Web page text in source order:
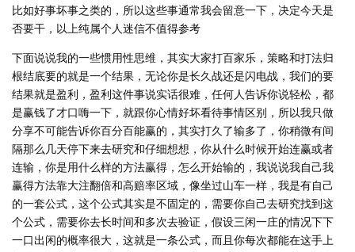
比如好事坏事之类的，所以这些事通常我会留意一下，决定今天是
否要干，以上纯属个人迷信不值得参考
下面说说我的一些惯用性思维，其实大家打百家乐，策略和打法归
根结底要的就是一个结果，无论你是长久战还是闪电战，我们的要
结果就是盈利，盈利这件事说实话很难，任何人告诉你说轻松，都
是赢钱了才口嗨一下，就跟你心情好坏看待事情区别，所以我只做
分享不可能告诉你百分百能赢的，其实打久了输多了，你稍微有间
隔那么几天停下来去研究和仔细想想，你从什么时候开始连赢或者
连输，你是用什么样的方法赢得，怎么开始输的，我说说我自己我
赢得方法靠大注翻倍和高赔率区域，像坐过山车一样，我是有自己
的一套公式，这个公式其实是不固定的，需要你自己去研究找到这
个公式，需要你去长时间和多次去验证，假设三闲一庄的情况下下
一口出闲的概率很大，这就是一条公式，而且你每次都能在这手上